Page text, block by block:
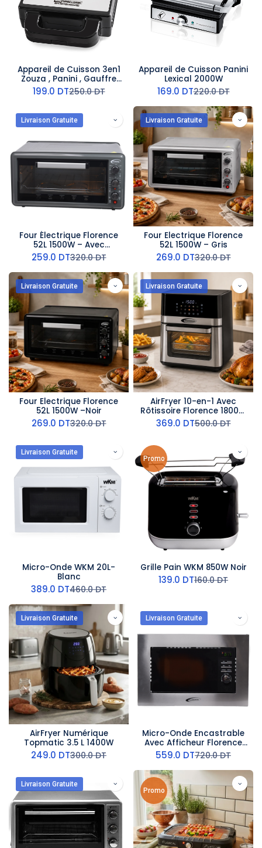
Appareil de Cuisson 3en1
Zouza , Panini , Gauffre
Lexical 1400W
199.0 DT250.0DT
Appareil de Cuisson Panini
Lexical 2000W
169.0 DT220.0DT
Livraison Gratuite
Four Électrique Florence
52L 1500W – Avec
Tournebroche &
Turbo Gris Charbon
259.0 DT320.0DT
Livraison Gratuite
Four Electrique Florence
52L 1500W – Gris
269.0 DT320.0DT
Livraison Gratuite
Four Electrique Florence
52L 1500W –Noir
269.0 DT320.0DT
Livraison Gratuite
AirFryer 10-en-1 Avec
Rôtissoire Florence 1800W
- 12L
369.0 DT500.0DT
Livraison Gratuite
Micro-Onde WKM 20L-
Blanc
389.0 DT460.0DT
Promo
Grille Pain WKM 850W Noir
139.0 DT160.0DT
Livraison Gratuite
AirFryer Numérique
Topmatic 3.5 L 1400W
249.0 DT300.0DT
Livraison Gratuite
Micro-Onde Encastrable
Avec Afficheur Florence
800W 20L Gris
559.0 DT720.0DT
Livraison Gratuite
Promo